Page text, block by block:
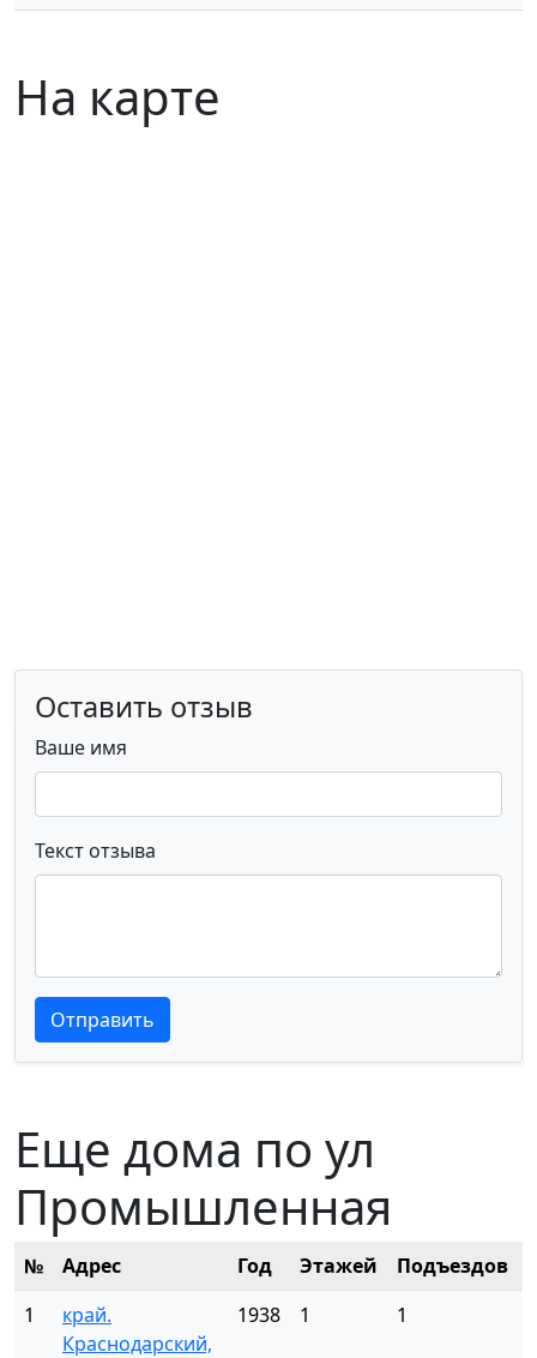
На карте
Оставить отзыв
Ваше имя
Текст отзыва
Текст отзыва
Текст отзыва
Отправить
Еще дома по ул
Промышленная
№ Адрес Год Этажей Подъездов
1
край.
Краснодарский,
1938 1 1